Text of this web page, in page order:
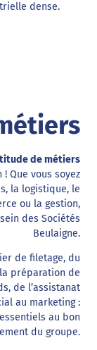
dense.
de métiers
Que vous soyez
la logistique, le
ou la gestion,
des Sociétés
Beulaigne.
de filetage, du
préparation de
de l’assistanat
au marketing :
au bon
du groupe.